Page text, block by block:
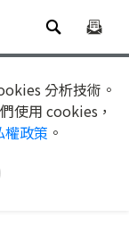
分析技術。
使用 cookies，
權政策 。